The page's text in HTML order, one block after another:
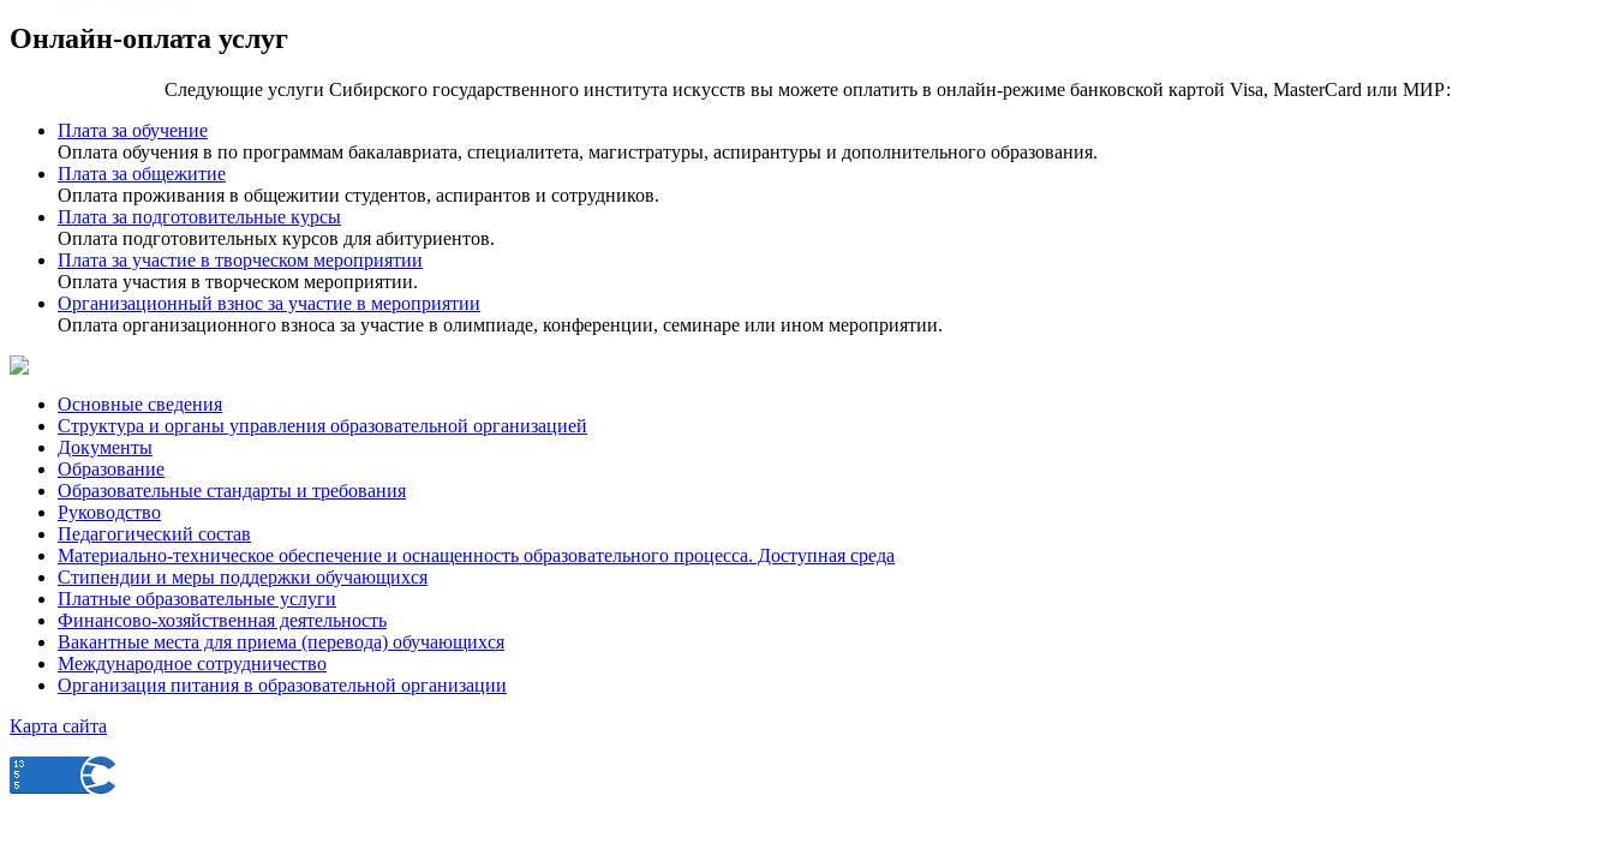
Онлайн-оплата услуг
Следующие услуги Сибирского государственного института искусств вы можете оплатить в онлайн-режиме банковской картой Visa, MasterCard или МИР:
Плата за обучение
Оплата обучения в по программам бакалавриата, специалитета, магистратуры, аспирантуры и дополнительного образования.
Плата за общежитие
Оплата проживания в общежитии студентов, аспирантов и сотрудников.
Плата за подготовительные курсы
Оплата подготовительных курсов для абитуриентов.
Плата за участие в творческом мероприятии
Оплата участия в творческом мероприятии.
Организационный взнос за участие в мероприятии
Оплата организационного взноса за участие в олимпиаде, конференции, семинаре или ином мероприятии.
Основные сведения
Структура и органы управления образовательной организацией
Документы
Образование
Образовательные стандарты и требования
Руководство
Педагогический состав
Материально-техническое обеспечение и оснащенность образовательного процесса. Доступная среда
Стипендии и меры поддержки обучающихся
Платные образовательные услуги
Финансово-хозяйственная деятельность
Вакантные места для приема (перевода) обучающихся
Международное сотрудничество
Организация питания в образовательной организации
Карта сайта